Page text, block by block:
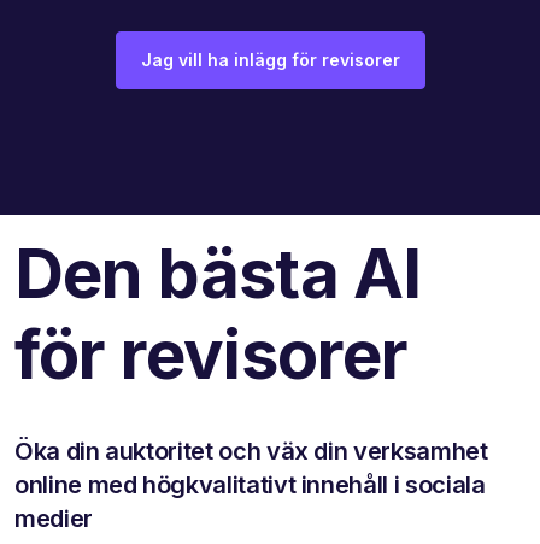
Jag vill ha inlägg för revisorer
Den bästa AI
för revisorer
Öka din auktoritet och väx din verksamhet
online med högkvalitativt innehåll i sociala
medier